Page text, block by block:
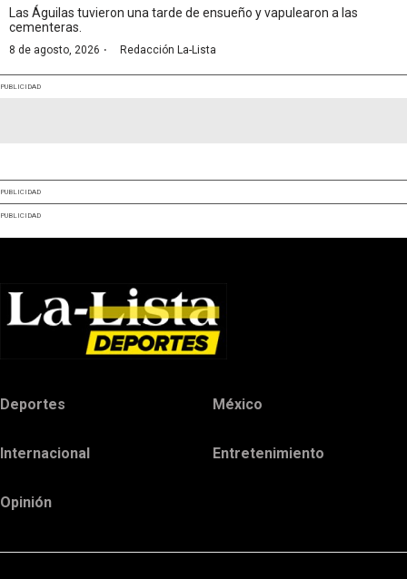
Las Águilas tuvieron una tarde de ensueño y vapulearon a las
cementeras.
8 de agosto, 2026 · Redacción La-Lista
PUBLICIDAD
PUBLICIDAD
PUBLICIDAD
Deportes México
Internacional Entretenimiento
Opinión